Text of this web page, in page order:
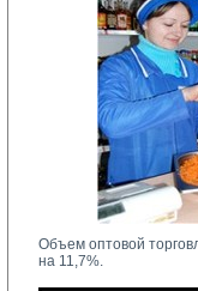
Объем оптовой
на 11,7%.